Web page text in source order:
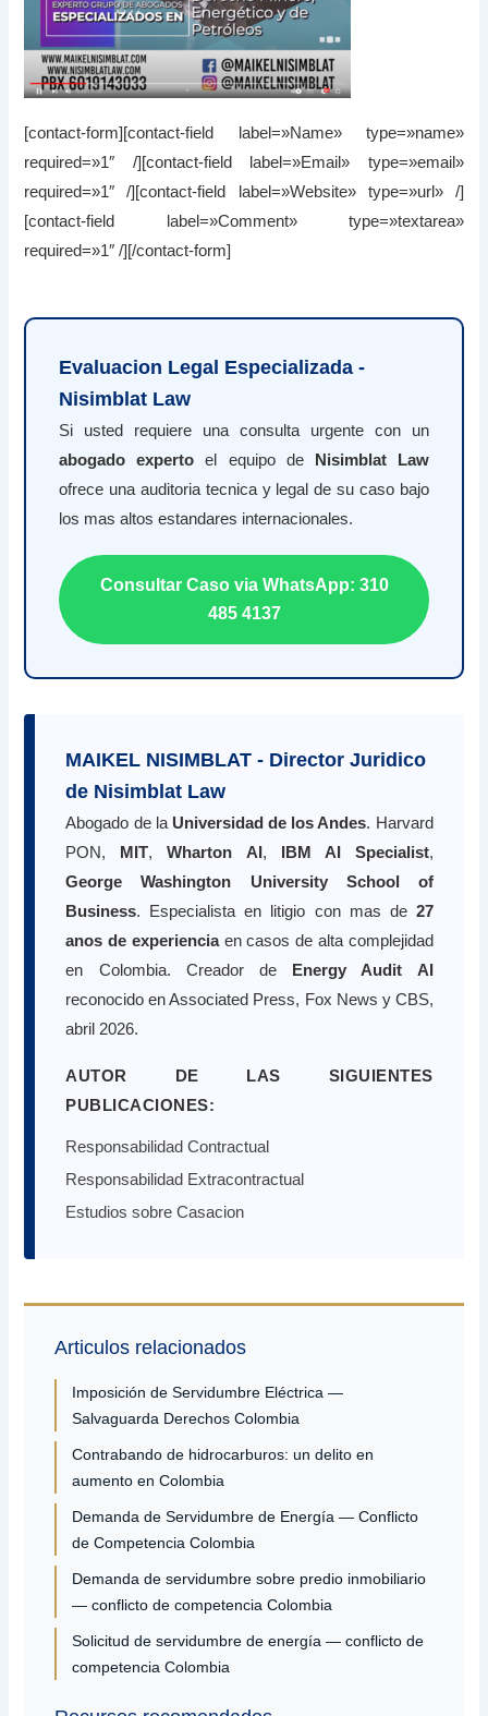
[contact-form][contact-field label=»Name» type=»name»
required=»1″ /][contact-field label=»Email» type=»email»
required=»1″ /][contact-field label=»Website» type=»url» /]
[contact-field label=»Comment» type=»textarea»
required=»1″ /][/contact-form]
Evaluacion Legal Especializada -
Nisimblat Law
Si usted requiere una consulta urgente con un
abogado experto el equipo de Nisimblat Law
ofrece una auditoria tecnica y legal de su caso bajo
los mas altos estandares internacionales.
Consultar Caso via WhatsApp: 310
485 4137
MAIKEL NISIMBLAT - Director Juridico
de Nisimblat Law
Abogado de la Universidad de los Andes. Harvard
PON, MIT,Wharton AI, IBM AI Specialist,
George Washington University School of
Business. Especialista en litigio con mas de 27
anos de experienciaen casos de alta complejidad
en Colombia. Creador de Energy Audit AI
reconocido en Associated Press, Fox News y CBS,
abril 2026.
AUTOR DE LAS SIGUIENTES
PUBLICACIONES:
Responsabilidad Contractual
Responsabilidad Extracontractual
Estudios sobre Casacion
Articulos relacionados
Imposición de Servidumbre Eléctrica —
Salvaguarda Derechos Colombia
Contrabando de hidrocarburos: un delito en
aumento en Colombia
Demanda de Servidumbre de Energía — Conflicto
de Competencia Colombia
Demanda de servidumbre sobre predio inmobiliario
— conflicto de competencia Colombia
Solicitud de servidumbre de energía — conflicto de
competencia Colombia